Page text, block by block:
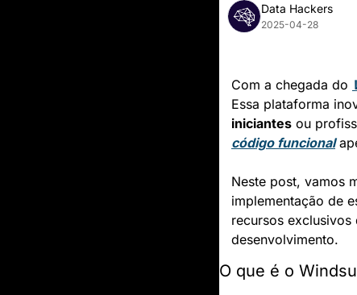
Data Hackers
2025-04-28
Com a chegada do
Essa plataforma
iniciantes
código funcional
Neste post, vamos
implementação de
recursos
desenvolvimento.
O que é o